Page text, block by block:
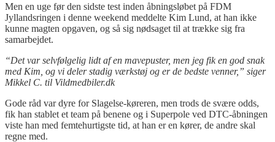
Men en uge før den sidste test inden åbningsløbet på FDM
Jyllandsringen i denne weekend meddelte Kim Lund, at han ikke
kunne magten opgaven, og så sig nødsaget til at trække sig fra
samarbejdet.
“Det var selvfølgelig lidt af en mavepuster, men jeg fik en god snak
med Kim, og vi deler stadig værkstøj og er de bedste venner,” siger
Mikkel C. til Vildmedbiler.dk
Gode råd var dyre for Slagelse-køreren, men trods de svære odds,
fik han stablet et team på benene og i Superpole ved DTC-åbningen
viste han med femtehurtigste tid, at han er en kører, de andre skal
regne med.